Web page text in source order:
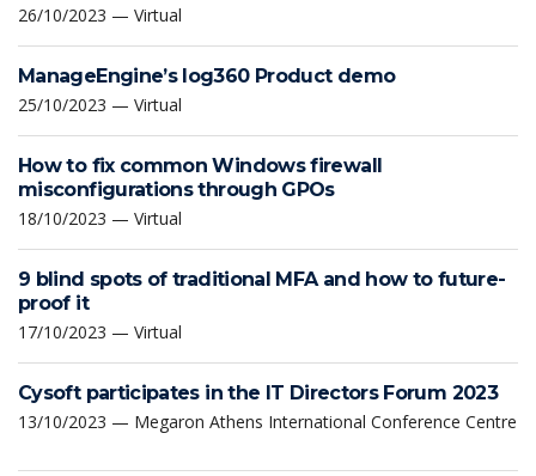
26/10/2023 — Virtual
ManageEngine’s log360 Product demo
25/10/2023 — Virtual
How to fix common Windows firewall
misconfigurations through GPOs
18/10/2023 — Virtual
9 blind spots of traditional MFA and how to future-
proof it
17/10/2023 — Virtual
Cysoft participates in the IT Directors Forum 2023
13/10/2023 — Megaron Athens International Conference Centre